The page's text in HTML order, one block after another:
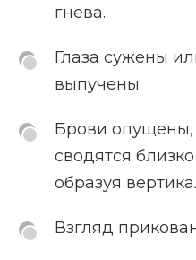
гнева.
Глаза сужены
выпучены.
Брови опущены,
сводятся
образуя
Взгляд